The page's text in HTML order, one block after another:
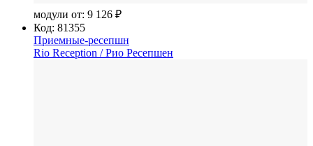
модули от: 9 126 ₽
Код: 81355
Приемные-ресепшн
Rio Reception / Рио Ресепшен